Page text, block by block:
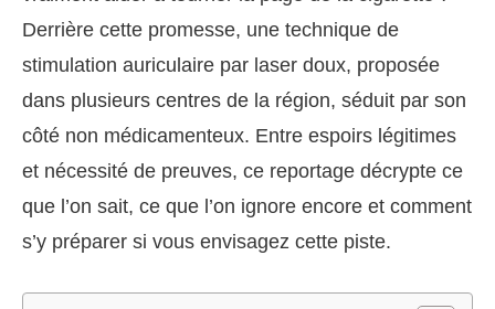
Derrière cette promesse, une technique de
stimulation auriculaire par laser doux, proposée
dans plusieurs centres de la région, séduit par son
côté non médicamenteux. Entre espoirs légitimes
et nécessité de preuves, ce reportage décrypte ce
que l’on sait, ce que l’on ignore encore et comment
s’y préparer si vous envisagez cette piste.